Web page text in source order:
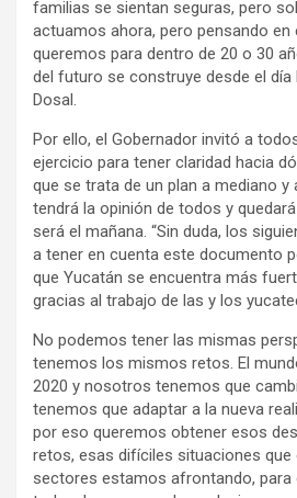
familias se sientan seguras, pero
actuamos ahora, pero pensando en
queremos para dentro de 20 o 30
del futuro se construye desde el día
Dosal.
Por ello, el Gobernador invitó a
ejercicio para tener claridad hacia
que se trata de un plan a mediano y
tendrá la opinión de todos y
será el mañana. “Sin duda, los
a tener en cuenta este documento
que Yucatán se encuentra más
gracias al trabajo de las y los
No podemos tener las mismas
tenemos los mismos retos. El
2020 y nosotros tenemos que
tenemos que adaptar a la nueva
por eso queremos obtener esos
retos, esas difíciles situaciones que
sectores estamos afrontando, para